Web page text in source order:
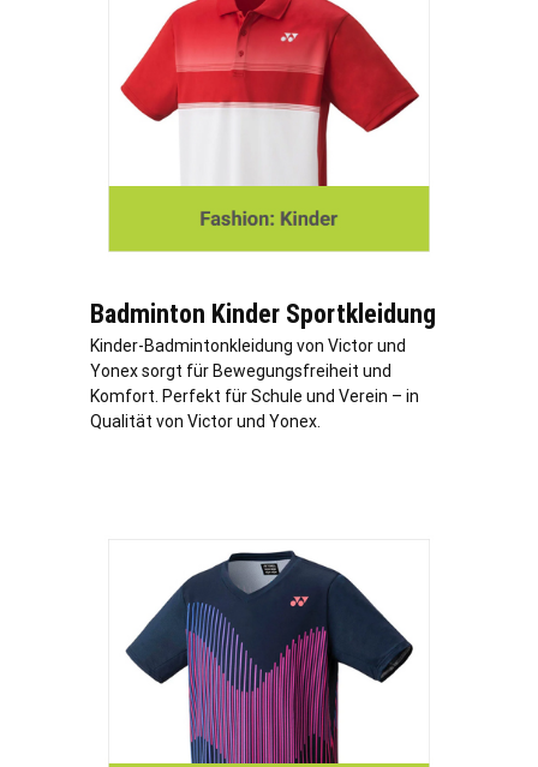
Badminton Kinder Sportkleidung
Kinder-Badmintonkleidung von Victor und
Yonex sorgt für Bewegungsfreiheit und
Komfort. Perfekt für Schule und Verein – in
Qualität von Victor und Yonex.